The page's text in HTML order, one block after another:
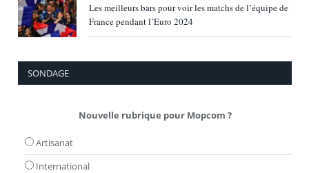
Les meilleurs bars pour voir les matchs de l’équipe de
France pendant l’Euro 2024
SONDAGE
Nouvelle rubrique pour Mopcom ?
Artisanat
International